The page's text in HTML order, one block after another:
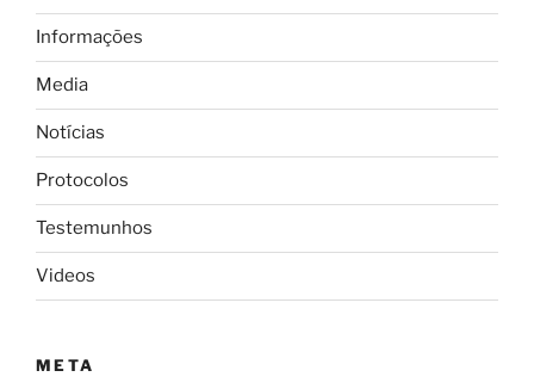
Informações
Media
Notícias
Protocolos
Testemunhos
Videos
META